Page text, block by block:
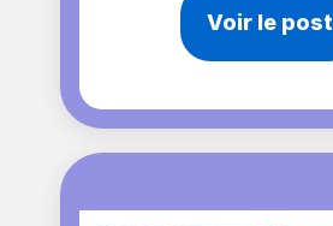
Voir le post